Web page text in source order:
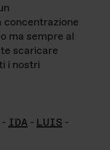
ma sempre al
scaricare
i nostri
- IDA - LUIS -